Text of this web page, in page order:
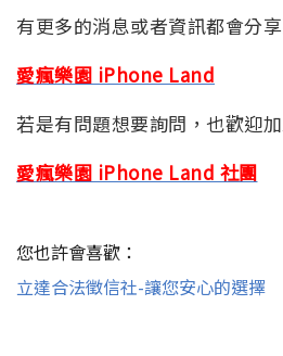
有更多的消息或者資訊都會分
愛瘋樂園 iPhone Land
若是有問題想要詢問，也歡迎
愛瘋樂園 iPhone Land 社團
您也許會喜歡：
立達合法徵信社-讓您安心的選擇